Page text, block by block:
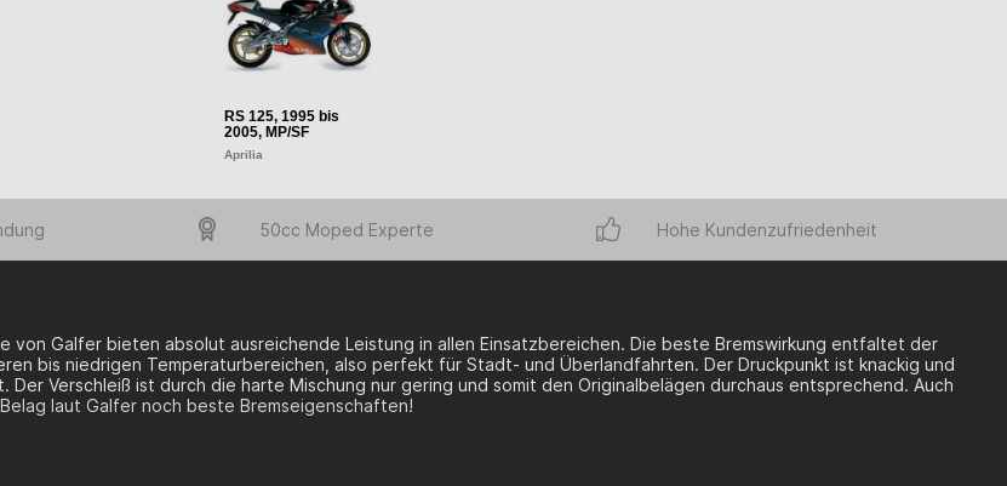
RS 125, 1995 bis
2005, MP/SF
Aprilia
50cc Moped Experte Hohe Kundenzufriedenheit
von Galfer bieten absolut ausreichende Leistung in allen Einsatzbereichen. Die beste Bremswirkung entfaltet der
bis niedrigen Temperaturbereichen, also perfekt für Stadt- und Überlandfahrten. Der Druckpunkt ist knackig und
Verschleiß ist durch die harte Mischung nur gering und somit den Originalbelägen durchaus entsprechend. Auch
laut Galfer noch beste Bremseigenschaften!